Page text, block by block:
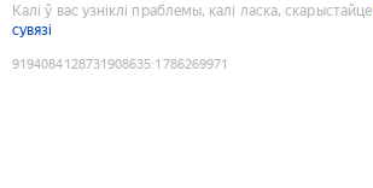
Калі ў вас узніклі праблемы, калі ласка, скарыстайце
сувязі
9194084128731908635:1786269971